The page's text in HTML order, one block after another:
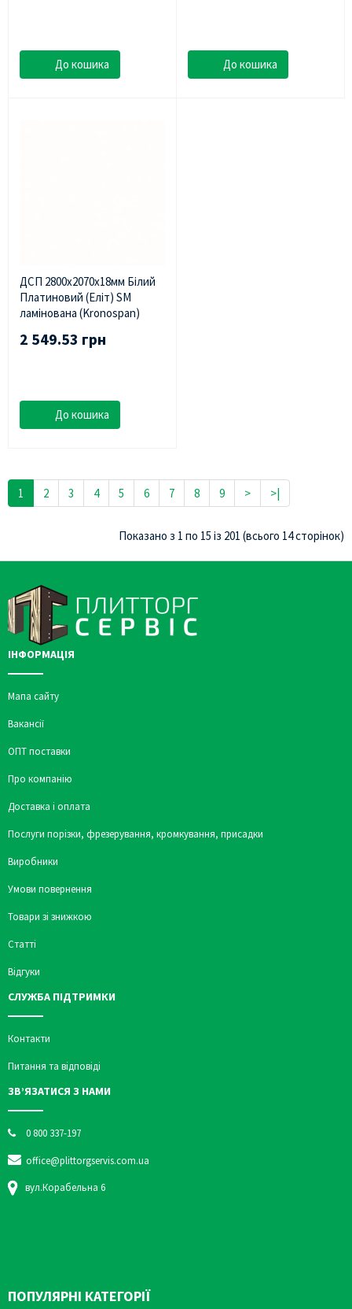
До кошика До кошика
ДСП 2800х2070х18мм Білий
Платиновий (Еліт) SM
ламінована (Kronospan)
2 549.53 грн
До кошика
1 2 3 4 5 6 7 8 9 > >|
Показано з 1 по 15 із 201 (всього 14 сторінок)
ІНФОРМАЦІЯ
Мапа сайту
Вакансії
ОПТ поставки
Про компанію
Доставка і оплата
Послуги порізки, фрезерування, кромкування, присадки
Виробники
Умови повернення
Товари зі знижкою
Статті
Відгуки
СЛУЖБА ПІДТРИМКИ
Контакти
Питання та відповіді
ЗВ’ЯЗАТИСЯ З НАМИ
0 800 337-197
office@plittorgservis.com.ua
вул.Корабельна 6
ПОПУЛЯРНІ КАТЕГОРІЇ